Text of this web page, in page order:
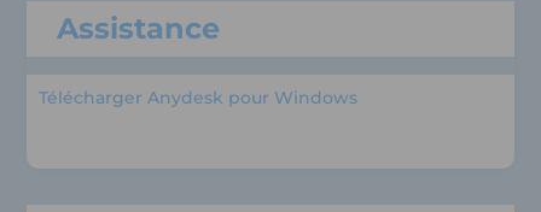
Assistance
Télécharger Anydesk pour Windows